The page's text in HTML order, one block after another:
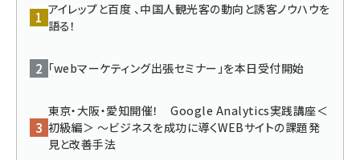
セミナー (2308)
llmo (1166)
アイレップと百度 、中国人観光客の動向と誘客ノウハウを
語る！
「webマーケティング出張セミナー」を本日受付開始
東京・大阪・愛知開催！ Google Analytics実践講座＜
初級編＞ 〜ビジネスを成功に導くWEBサイトの課題発
見と改善手法